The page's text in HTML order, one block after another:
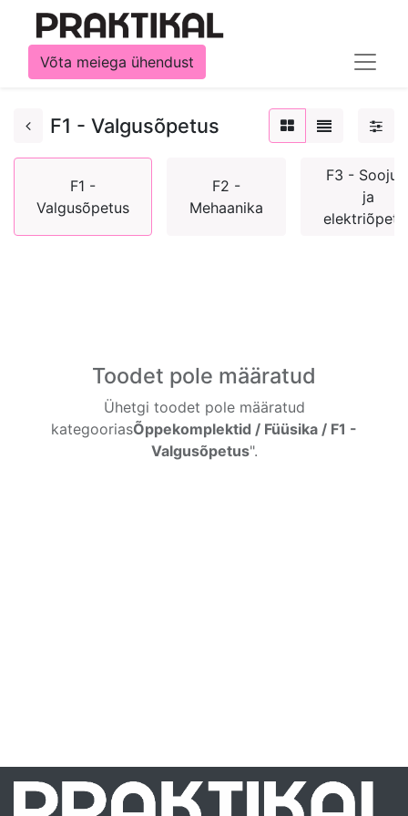
Võta meiega ühendust
F1 - Valgusõpetus
F1 -
Valgusõpetus
F2 -
Mehaanika
F3 -
ja
Toodet pole määratud
Ühetgi toodet pole määratud
kategooriasÕppekomplektid / Füüsika / F1 -
Valgusõpetus".